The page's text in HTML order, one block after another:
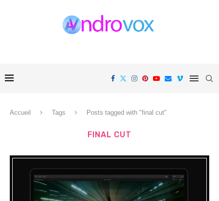
Accueil Tags Posts tagged with "final cut"
FINAL CUT